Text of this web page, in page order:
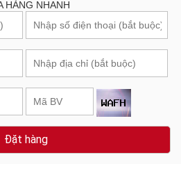
HÀNG NHANH
Đặt hàng